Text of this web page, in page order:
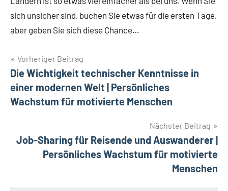
sich unsicher sind, buchen Sie etwas für die ersten Tage,
aber geben Sie sich diese Chance…
Beitragsnavigation
Vorheriger Beitrag
Die Wichtigkeit technischer Kenntnisse in
einer modernen Welt | Persönliches
Wachstum für motivierte Menschen
Nächster Beitrag
Job-Sharing für Reisende und Auswanderer |
Persönliches Wachstum für motivierte
Menschen